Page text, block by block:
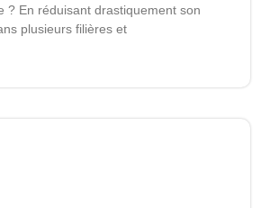
? En réduisant drastiquement son
plusieurs filières et